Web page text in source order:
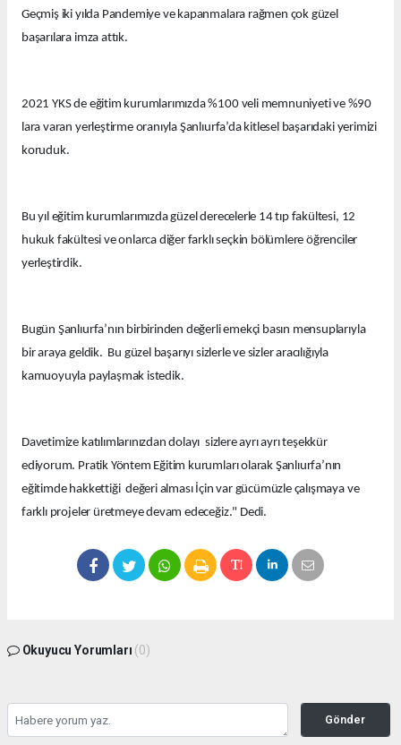
Geçmiş iki yılda Pandemiye ve kapanmalara rağmen çok güzel
başarılara imza attık.
2021 YKS de eğitim kurumlarımızda %100 veli memnuniyeti ve %90
lara varan yerleştirme oranıyla Şanlıurfa’da kitlesel başarıdaki yerimizi
koruduk.
Bu yıl eğitim kurumlarımızda güzel derecelerle 14 tıp fakültesi, 12
hukuk fakültesi ve onlarca diğer farklı seçkin bölümlere öğrenciler
yerleştirdik.
Bugün Şanlıurfa’nın birbirinden değerli emekçi basın mensuplarıyla
bir araya geldik. Bu güzel başarıyı sizlerle ve sizler aracılığıyla
kamuoyuyla paylaşmak istedik.
Davetimize katılımlarınızdan dolayı sizlere ayrı ayrı teşekkür
ediyorum. Pratik Yöntem Eğitim kurumları olarak Şanlıurfa’nın
eğitimde hakkettiği değeri alması İçin var gücümüzle çalışmaya ve
farklı projeler üretmeye devam edeceğiz." Dedi.
Okuyucu Yorumları (0)
Gönder